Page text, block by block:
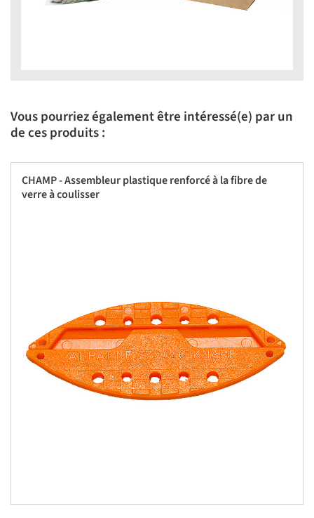
Vous pourriez également être intéressé(e) par un
de ces produits :
CHAMP - Assembleur plastique renforcé à la fibre de
verre à coulisser